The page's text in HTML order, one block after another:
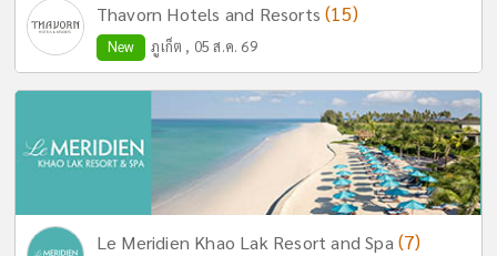
Thavorn Hotels and Resorts(15)
New ภูเก็ต , 05 ส.ค. 69
Le Meridien Khao Lak Resort and Spa(7)